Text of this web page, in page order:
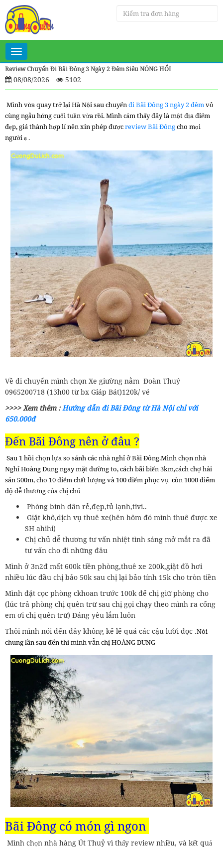
Toggle
navigation
Review Chuyến Đi Bãi Đông 3 Ngày 2 Đêm Siêu NÓNG HỔI
08/08/2026 5102
Mình vừa quay trở lại Hà Nội sau chuyếnđi Bãi Đông 3 ngày 2 đêmvô
cùng ngẫu hứng cuối tuần vừa rồi. Mình cảm thấy đây là một địa điểm
đẹp, giá thành hợp lí nên xin phép đượcreview Bãi Đôngcho mọi
người ạ .
Về di chuyển mình chọn Xe giường nằm Đoàn Thuý
0965200718 (13h00 từ bx Giáp Bát)120k/ vé
>>>> Xem thêm :Hướng dẫn đi Bãi Đông từ Hà Nội chỉ với
650.000đ
Đến Bãi Đông nên ở đâu ?
Sau 1 hồi chọn lựa so sánh các nhà nghỉ ở Bãi Đông.Mình chọn nhà
Nghỉ Hoàng Dung ngay mặt đường to, cách bãi biển 3km,cách chợ hải
sản 500m, cho 10 điểm chất lượng và 100 điểm phục vụ còn 1000 điểm
độ dễ thương của chị chủ
Phòng bình dân rẻ,đẹp,tủ lạnh,tivi..
Giặt khô,dịch vụ thuê xe(hên hôm đó mình thuê được xe
SH ahihi)
Chị chủ dễ thương tư vấn nhiệt tình sáng mở mắt ra đã
tư vấn cho đi những đâu
Mình ở 3n2đ mất 600k tiền phòng,thuê xe 200k,giặt đồ hơi
nhiều lúc đầu chị bảo 50k sau chị lại bảo tính 15k cho tròn tiền
Mình đặt cọc phòng ckhoan trước 100k để chị giữ phòng cho
(lúc trả phòng chị quên trừ sau chị gọi chạy theo mình ra cổng
em ơi chị quên trừ) Đáng yêu lắm luôn
Thôi mình nói đến đây không kể lể quá các cậu lười đọc .Nói
chung lần sau đến thì mình vẫn chị HOÀNG DUNG
Bãi Đông có món gì ngon
Mình chọn nhà hàng Út Thuỷ vì thấy review nhiều, và kết quả